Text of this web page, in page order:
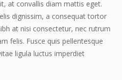
at convallis diam mattis eget.
dignissim, a consequat tortor
at nisi consectetur, nec rutrum
felis. Fusce quis pellentesque
ligula luctus imperdiet